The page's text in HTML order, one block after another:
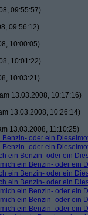
09:55:57)
09:56:12)
10:00:05)
10:01:22)
10:03:21)
am 13.03.2008, 10:17:16)
13.03.2008, 10:26:14)
13.03.2008, 11:10:25)
Benzin- oder ein
Benzin- oder ein
ein Benzin- oder ein
mich ein Benzin- oder ein
ein Benzin- oder ein
ein Benzin- oder ein
mich ein Benzin- oder ein
mich ein Benzin- oder ein
mich ein Benzin- oder ein